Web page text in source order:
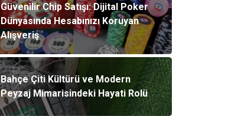
Güvenilir Chip Satışı: Dijital Poker
Dünyasında Hesabınızı Koruyan
Alışveriş
Bahçe Çiti Kültürü ve Modern
Peyzaj Mimarisindeki Hayati Rolü